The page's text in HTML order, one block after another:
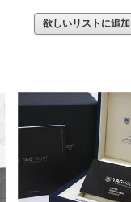
欲しいリストに追加